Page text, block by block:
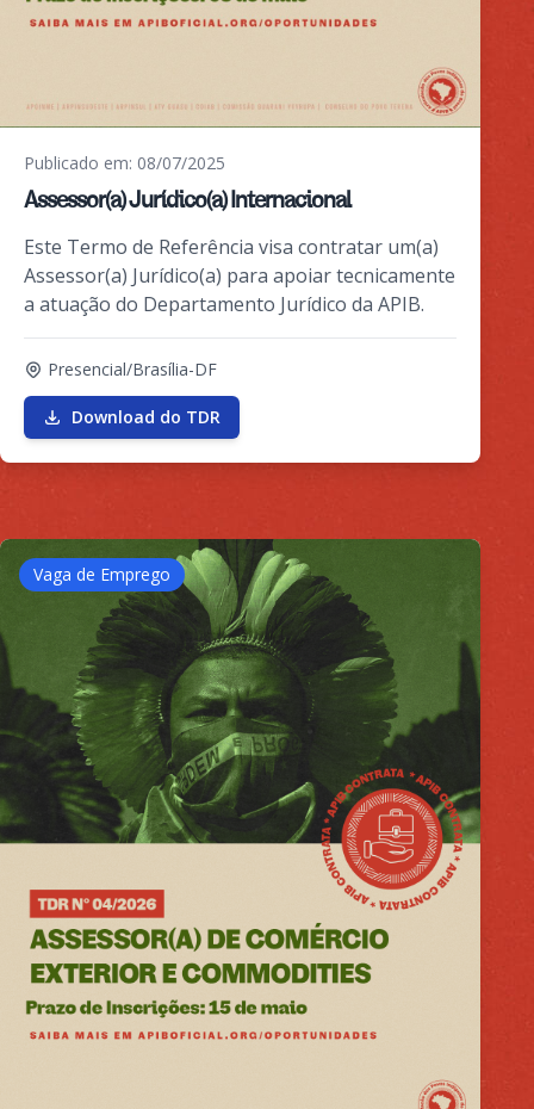
Publicado em: 08/07/2025
Assessor(a) Jurídico(a) Internacional
Este Termo de Referência visa contratar um(a)
Assessor(a) Jurídico(a) para apoiar tecnicamente
a atuação do Departamento Jurídico da APIB.
Presencial/Brasília-DF
Download do TDR
Vaga de Emprego